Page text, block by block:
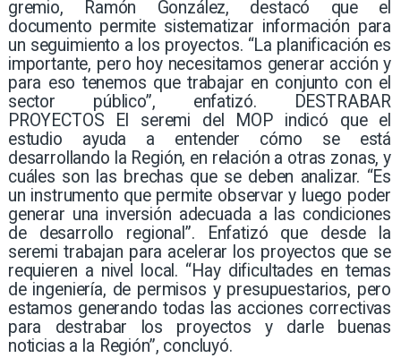
gremio, Ramón González, destacó que el
documento permite sistematizar información para
un seguimiento a los proyectos. “La planificación es
importante, pero hoy necesitamos generar acción y
para eso tenemos que trabajar en conjunto con el
sector público”, enfatizó. DESTRABAR
PROYECTOS El seremi del MOP indicó que el
estudio ayuda a entender cómo se está
desarrollando la Región, en relación a otras zonas, y
cuáles son las brechas que se deben analizar. “Es
un instrumento que permite observar y luego poder
generar una inversión adecuada a las condiciones
de desarrollo regional”. Enfatizó que desde la
seremi trabajan para acelerar los proyectos que se
requieren a nivel local. “Hay dificultades en temas
de ingeniería, de permisos y presupuestarios, pero
estamos generando todas las acciones correctivas
para destrabar los proyectos y darle buenas
noticias a la Región”, concluyó.